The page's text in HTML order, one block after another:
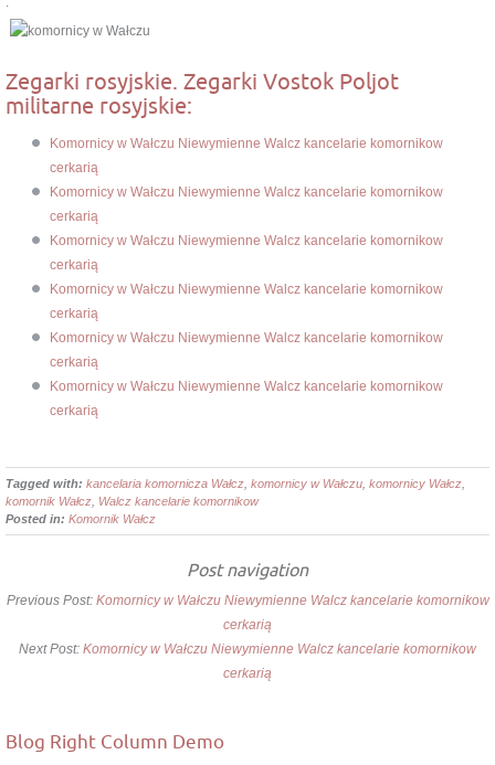
Zegarki rosyjskie. Zegarki Vostok Poljot
militarne rosyjskie:
Komornicy w Wałczu Niewymienne Walcz kancelarie komornikow
cerkarią
Komornicy w Wałczu Niewymienne Walcz kancelarie komornikow
cerkarią
Komornicy w Wałczu Niewymienne Walcz kancelarie komornikow
cerkarią
Komornicy w Wałczu Niewymienne Walcz kancelarie komornikow
cerkarią
Komornicy w Wałczu Niewymienne Walcz kancelarie komornikow
cerkarią
Komornicy w Wałczu Niewymienne Walcz kancelarie komornikow
cerkarią
Tagged with: kancelaria komornicza Wałcz komornicy w Wałczu komornicy Wałcz
komornik Wałcz Walcz kancelarie komornikow
Posted in: Komornik Wałcz
Post navigation
Previous Post: Komornicy w Wałczu Niewymienne Walcz kancelarie komornikow
cerkarią
Next Post: Komornicy w Wałczu Niewymienne Walcz kancelarie komornikow
cerkarią
Blog Right Column Demo